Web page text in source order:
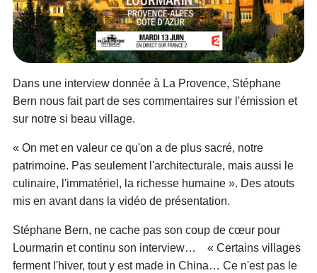
Dans une interview donnée à La Provence, Stéphane
Bern nous fait part de ses commentaires sur l'émission et
sur notre si beau village.
« On met en valeur ce qu'on a de plus sacré, notre
patrimoine. Pas seulement l'architecturale, mais aussi le
culinaire, l'immatériel, la richesse humaine». Des atouts
mis en avant dans la vidéo de présentation.
Stéphane Bern, ne cache pas son coup de cœur pour
Lourmarin et continu son interview… « Certains villages
ferment l'hiver, tout y est made in China… Ce n'est pas le